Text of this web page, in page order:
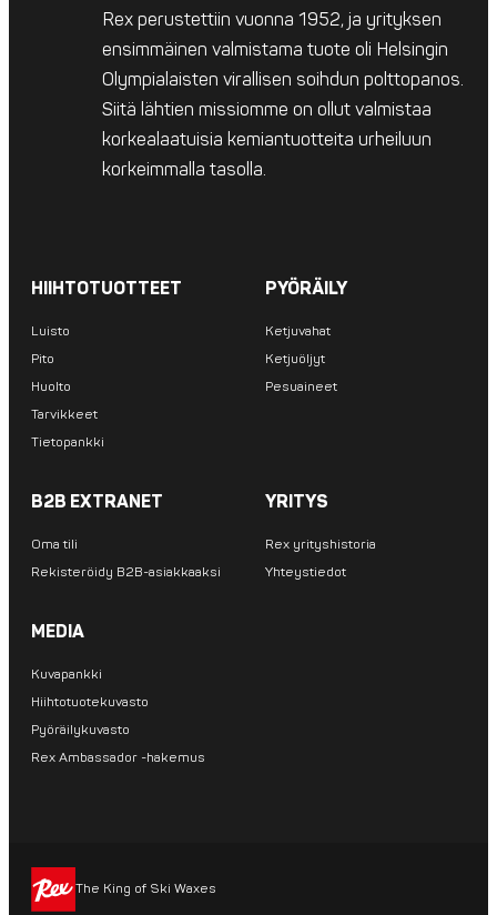
Rex perustettiin vuonna 1952, ja yrityksen
ensimmäinen valmistama tuote oli Helsingin
Olympialaisten virallisen soihdun polttopanos.
Siitä lähtien missiomme on ollut valmistaa
korkealaatuisia kemiantuotteita urheiluun
korkeimmalla tasolla.
HIIHTOTUOTTEET
Luisto
Pito
Huolto
Tarvikkeet
Tietopankki
PYÖRÄILY
Ketjuvahat
Ketjuöljyt
Pesuaineet
B2B EXTRANET
Oma tili
Rekisteröidy B2B-asiakkaaksi
YRITYS
Rex yrityshistoria
Yhteystiedot
MEDIA
Kuvapankki
Hiihtotuotekuvasto
Pyöräilykuvasto
Rex Ambassador -hakemus
The King of Ski Waxes